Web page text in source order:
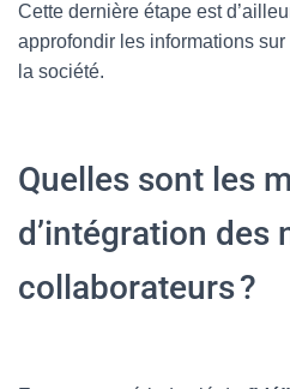
Cette dernière étape est
approfondir les informations sur
la société.
Quelles sont les
d’intégration des
collaborateurs ?